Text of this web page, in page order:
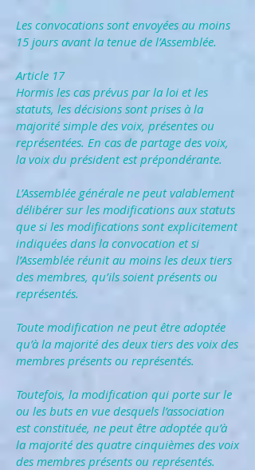
Les convocations sont envoyées au moins
15 jours avant la tenue de l’Assemblée.
Article 17
Hormis les cas prévus par la loi et les
statuts, les décisions sont prises à la
majorité simple des voix, présentes ou
représentées. En cas de partage des voix,
la voix du président est prépondérante.
L’Assemblée générale ne peut valablement
délibérer sur les modifications aux statuts
que si les modifications sont explicitement
indiquées dans la convocation et si
l’Assemblée réunit au moins les deux tiers
des membres, qu’ils soient présents ou
représentés.
Toute modification ne peut être adoptée
qu’à la majorité des deux tiers des voix des
membres présents ou représentés.
Toutefois, la modification qui porte sur le
ou les buts en vue desquels l’association
est constituée, ne peut être adoptée qu’à
la majorité des quatre cinquièmes des voix
des membres présents ou représentés.